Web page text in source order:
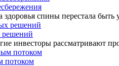
спины перестала
решений
инвесторы рассматривают
потоком